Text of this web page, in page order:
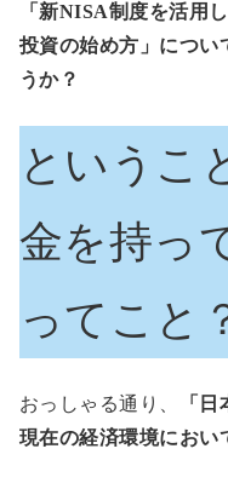
「新NISA制度を活用
投資の始め方」につい
うか？
というこ
金を持っ
ってこと
おっしゃる通り、
「
現在の経済環境におい